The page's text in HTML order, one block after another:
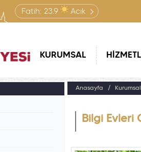
Fatih: 23.9 Açık
KURUMSAL
Anasayfa Kurumsal
Bilgi Evleri